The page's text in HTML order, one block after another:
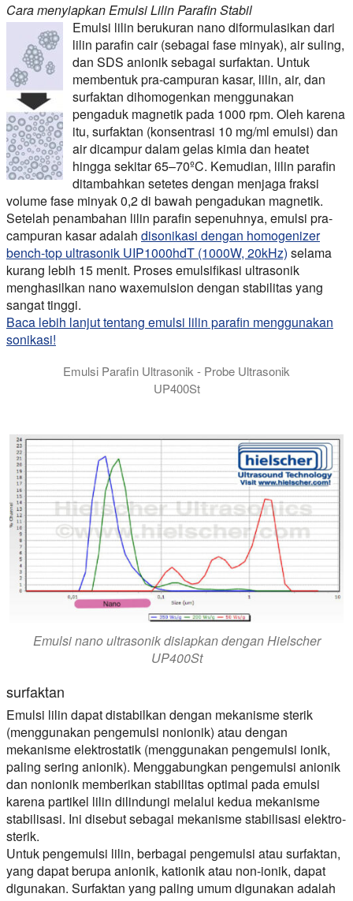
Cara menyiapkan Emulsi Lilin Parafin Stabil
Emulsi lilin berukuran nano diformulasikan dari
lilin parafin cair (sebagai fase minyak), air suling,
dan SDS anionik sebagai surfaktan. Untuk
membentuk pra-campuran kasar, lilin, air, dan
surfaktan dihomogenkan menggunakan
pengaduk magnetik pada 1000 rpm. Oleh karena
itu, surfaktan (konsentrasi 10 mg/ml emulsi) dan
air dicampur dalam gelas kimia dan heatet
hingga sekitar 65–70ºC. Kemudian, lilin parafin
ditambahkan setetes dengan menjaga fraksi
volume fase minyak 0,2 di bawah pengadukan magnetik.
Setelah penambahan lilin parafin sepenuhnya, emulsi pra-
campuran kasar adalah disonikasi dengan homogenizer
bench-top ultrasonik UIP1000hdT (1000W, 20kHz) selama
kurang lebih 15 menit. Proses emulsifikasi ultrasonik
menghasilkan nano waxemulsion dengan stabilitas yang
sangat tinggi.
Baca lebih lanjut tentang emulsi lilin parafin menggunakan
sonikasi!
Emulsi Parafin Ultrasonik - Probe Ultrasonik
UP400St
Emulsi nano ultrasonik disiapkan dengan Hielscher
UP400St
surfaktan
Emulsi lilin dapat distabilkan dengan mekanisme sterik
(menggunakan pengemulsi nonionik) atau dengan
mekanisme elektrostatik (menggunakan pengemulsi ionik,
paling sering anionik). Menggabungkan pengemulsi anionik
dan nonionik memberikan stabilitas optimal pada emulsi
karena partikel lilin dilindungi melalui kedua mekanisme
stabilisasi. Ini disebut sebagai mekanisme stabilisasi elektro-
sterik.
Untuk pengemulsi lilin, berbagai pengemulsi atau surfaktan,
yang dapat berupa anionik, kationik atau non-ionik, dapat
digunakan. Surfaktan yang paling umum digunakan adalah